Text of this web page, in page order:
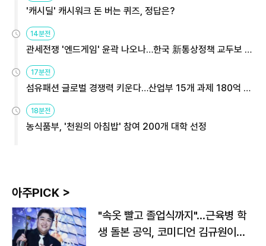
'캐시딜' 캐시워크 돈 버는 퀴즈, 정답은?
14분전
관세전쟁 '엔드게임' 윤곽 나오나…한국 新통상정책 교두보 활
17분전
섬유패션 글로벌 경쟁력 키운다…산업부 15개 과제 180억 지
18분전
농식품부, '천원의 아침밥' 참여 200개 대학 선정
아주PICK >
"속옷 빨고 졸업식까지"…근육병 학
생 돌본 공익, 코미디언 김규원이었